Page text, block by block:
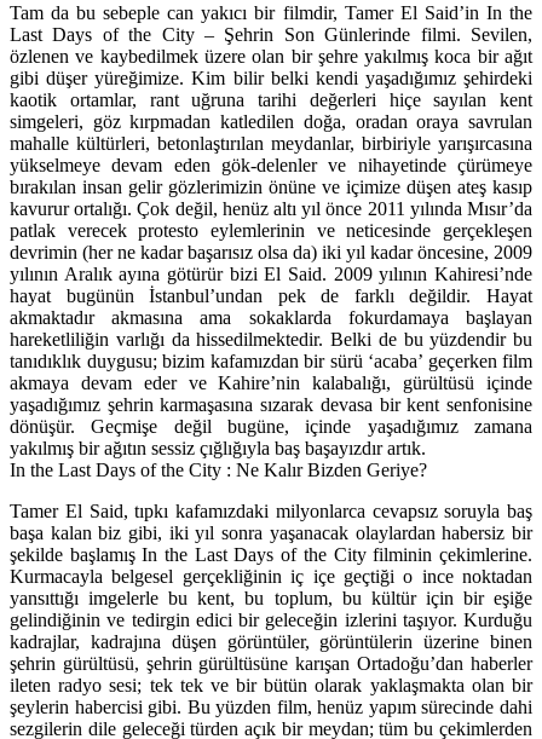
Tam da bu sebeple can yakıcı bir filmdir, Tamer El Said’in In the
Last Days of the City – Şehrin Son Günlerinde filmi. Sevilen,
özlenen ve kaybedilmek üzere olan bir şehre yakılmış koca bir ağıt
gibi düşer yüreğimize. Kim bilir belki kendi yaşadığımız şehirdeki
kaotik ortamlar, rant uğruna tarihi değerleri hiçe sayılan kent
simgeleri, göz kırpmadan katledilen doğa, oradan oraya savrulan
mahalle kültürleri, betonlaştırılan meydanlar, birbiriyle yarışırcasına
yükselmeye devam eden gök-delenler ve nihayetinde çürümeye
bırakılan insan gelir gözlerimizin önüne ve içimize düşen ateş kasıp
kavurur ortalığı. Çok değil, henüz altı yıl önce 2011 yılında Mısır’da
patlak verecek protesto eylemlerinin ve neticesinde gerçekleşen
devrimin (her ne kadar başarısız olsa da) iki yıl kadar öncesine, 2009
yılının Aralık ayına götürür bizi El Said. 2009 yılının Kahiresi’nde
hayat bugünün İstanbul’undan pek de farklı değildir. Hayat
akmaktadır akmasına ama sokaklarda fokurdamaya başlayan
hareketliliğin varlığı da hissedilmektedir. Belki de bu yüzdendir bu
tanıdıklık duygusu; bizim kafamızdan bir sürü ‘acaba’ geçerken film
akmaya devam eder ve Kahire’nin kalabalığı, gürültüsü içinde
yaşadığımız şehrin karmaşasına sızarak devasa bir kent senfonisine
dönüşür. Geçmişe değil bugüne, içinde yaşadığımız zamana
yakılmış bir ağıtın sessiz çığlığıyla baş başayızdır artık.
In the Last Days of the City : Ne Kalır Bizden Geriye?
Tamer El Said, tıpkı kafamızdaki milyonlarca cevapsız soruyla baş
başa kalan biz gibi, iki yıl sonra yaşanacak olaylardan habersiz bir
şekilde başlamış In the Last Days of the City filminin çekimlerine.
Kurmacayla belgesel gerçekliğinin iç içe geçtiği o ince noktadan
yansıttığı imgelerle bu kent, bu toplum, bu kültür için bir eşiğe
gelindiğinin ve tedirgin edici bir geleceğin izlerini taşıyor. Kurduğu
kadrajlar, kadrajına düşen görüntüler, görüntülerin üzerine binen
şehrin gürültüsü, şehrin gürültüsüne karışan Ortadoğu’dan haberler
ileten radyo sesi; tek tek ve bir bütün olarak yaklaşmakta olan bir
şeylerin habercisi gibi. Bu yüzden film, henüz yapım sürecinde dahi
sezgilerin dile geleceği türden açık bir meydan; tüm bu çekimlerden